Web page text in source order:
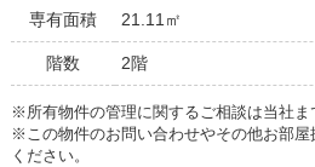
専有面積 21.11㎡
階数 2階
※所有物件の管理に関するご相談は当社ま
※この物件のお問い合わせやその他お部
ください。